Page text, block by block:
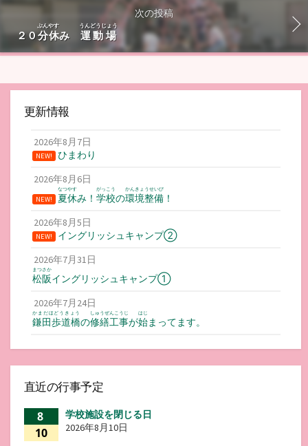
次の投稿
２０分休
ぷんやす
み 運動場
うんどうじょう
更新情報
2026年8月7日
NEW!
ひまわり
2026年8月6日
NEW! 夏休
なつやす
み！ 学校
がっこう
の環境整備
かんきょうせいび
！
2026年8月5日
NEW!
イングリッシュキャンプ②
2026年7月31日
松阪
まつさか
イングリッシュキャンプ①
2026年7月24日
鎌田歩道橋
かまだほどうきょう
の修繕工事
しゅうぜんこうじ
が始
はじ
まってます。
直近の行事予定
8
10
学校施設を閉じる日
2026年8月10日